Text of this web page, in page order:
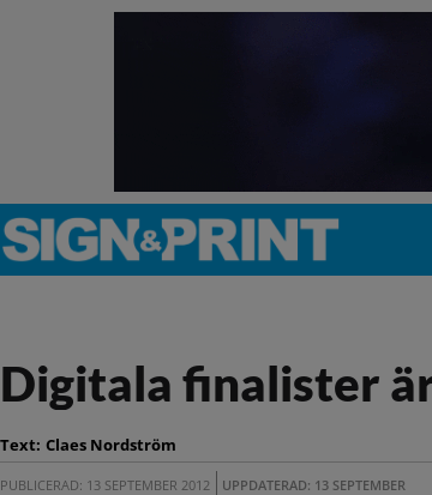
Digitala finalister
Text: Claes Nordström
PUBLICERAD: 13 SEPTEMBER 2012 UPPDATERAD: 13 SEPTEMBER